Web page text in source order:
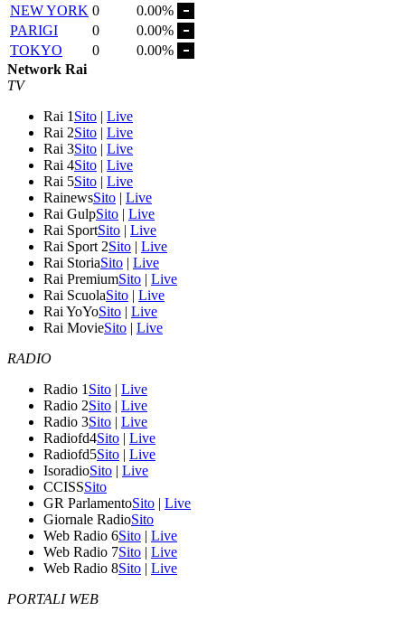
NEW YORK 0
0.00%
PARIGI
0
0.00%
TOKYO
0
0.00%
Network Rai
TV
Rai 1 Sito | Live
Rai 2Sito | Live
Rai 3Sito | Live
Rai 4Sito | Live
Rai 5Sito | Live
RainewsSito | Live
Rai GulpSito | Live
Rai SportSito | Live
Rai Sport 2Sito | Live
Rai StoriaSito | Live
Rai PremiumSito | Live
Rai ScuolaSito | Live
Rai YoYoSito | Live
Rai MovieSito | Live
RADIO
Radio 1 Sito | Live
Radio 2Sito | Live
Radio 3Sito | Live
Radiofd4Sito | Live
Radiofd5Sito | Live
IsoradioSito | Live
CCISSSito
GR ParlamentoSito | Live
Giornale RadioSito
Web Radio 6Sito | Live
Web Radio 7Sito | Live
Web Radio 8Sito | Live
PORTALI WEB